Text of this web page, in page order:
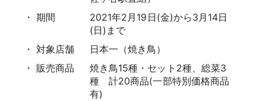
・ 期間
2021年2月19日(金)から3月14日
(日)まで
・ 対象店舗
日本一（焼き鳥）
・ 販売商品
焼き鳥15種・セット2種、総菜3
種 計20商品(一部特別価格商品
有)